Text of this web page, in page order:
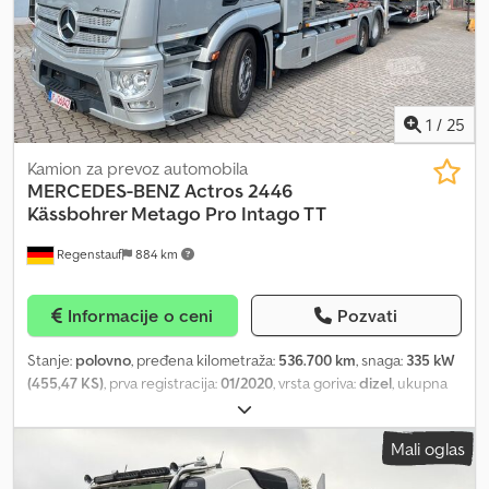
1 / 25
Regenstauf 884 km
Kamion za prevoz automobila
MERCEDES-BENZActros 2446
Kässbohrer Metago Pro Intago TT
Informacije o ceni Pozvati
Stanje: polovno, pređena kilometraža: 536.700 km, snaga: 335 kW
(455,47 KS), prva registracija:01/2020, vrsta goriva:dizel, ukupna
, konfiguracija osovina:
inspekcija (TÜV):05/2027, kočnice:retarder, boja:srebrna, tip
, emisioni razred:
, Godina proizvodnje:
, Oprema:ABS, grejač za parkiranje, klima uređaj,
Mali oglas